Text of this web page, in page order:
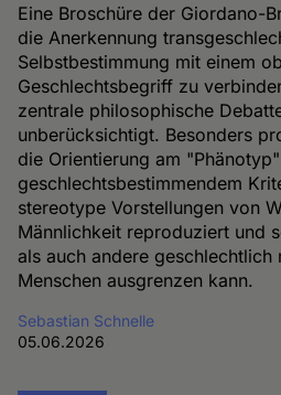
Eine Broschüre der Giordano-
die Anerkennung
Selbstbestimmung mit einem
Geschlechtsbegriff zu
zentrale philosophische
unberücksichtigt. Besonders
die Orientierung am
geschlechtsbestimmendem
stereotype Vorstellungen von
Männlichkeit reproduziert und
als auch andere geschlechtlich
Menschen ausgrenzen kann.
Sebastian Schnelle
05.06.2026